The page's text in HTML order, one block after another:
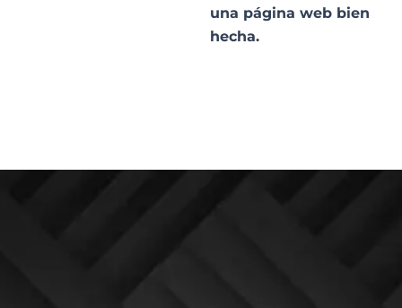
una página web bien
hecha.